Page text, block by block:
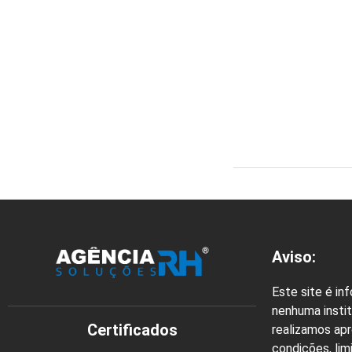
Certificados
Aviso:
Este site é
nenhuma
realizamos
condições,